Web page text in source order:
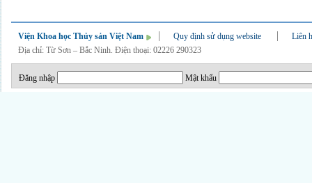
Viện Khoa học Thủy sản Việt Nam Quy định sử dụng website
Liên
Địa chỉ: Từ Sơn – Bắc Ninh. Điện thoại: 02226 290323
Đăng nhập Mật khẩu